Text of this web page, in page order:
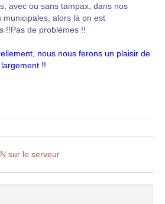
avec ou sans tampax, dans nos
municipales, alors là on est
!!Pas de problèmes !!
nous nous ferons un plaisir de
!!
sur le serveur